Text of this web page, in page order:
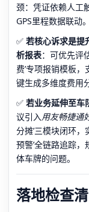
颈：凭证依赖人工
GPS里程数据联动
✅ 若核心诉求是提
析报表：可优先评
费’专项报销模板
键生成多维度费用
✅ 若业务延伸至车
议引入用友畅捷通
分摊’三模块闭环
预警’全链路追踪
体车牌的问题。
落地检查